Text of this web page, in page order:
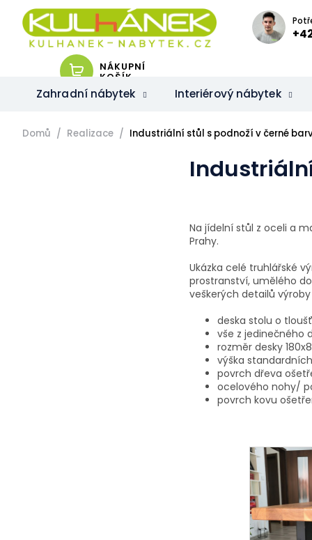
obsah
NÁKUPNÍ
KOŠÍK
Zahradní nábytek Interiérový nábytek
Domů Realizace Industriální stůl s podnoží v černé
Na jídelní stůl z oceli a
Prahy.
Ukázka celé truhlářské
prostranství, umělého
veškerých detailů
deska stolu o
vše z jedinečného
rozměr desky
výška
povrch dřeva
ocelového nohy/
povrch kovu